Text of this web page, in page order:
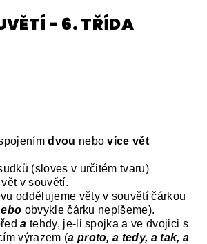
- 6. TŘÍDA
dvou nebovíce vět
(sloves v určitém tvaru)
v souvětí.
oddělujeme věty v souvětí čárkou
obvykle čárku nepíšeme).
a tehdy, je-li spojka a ve dvojici s
výrazem (a proto, a tedy, a tak, a